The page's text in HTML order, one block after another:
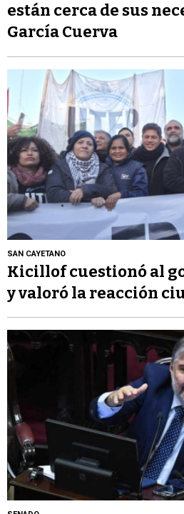
están cerca de sus
García Cuerva
SAN CAYETANO
Kicillof cuestionó al
y valoró la reacción